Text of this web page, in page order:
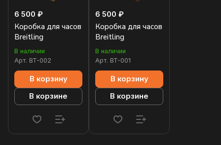
6 500 ₽
Коробка для часов
Breitling
В наличии
Арт. BT-002
В корзину
В корзине
6 500 ₽
Коробка для часов
Breitling
В наличии
Арт. BT-001
В корзину
В корзине